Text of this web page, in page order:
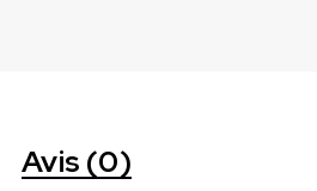
Avis (0)